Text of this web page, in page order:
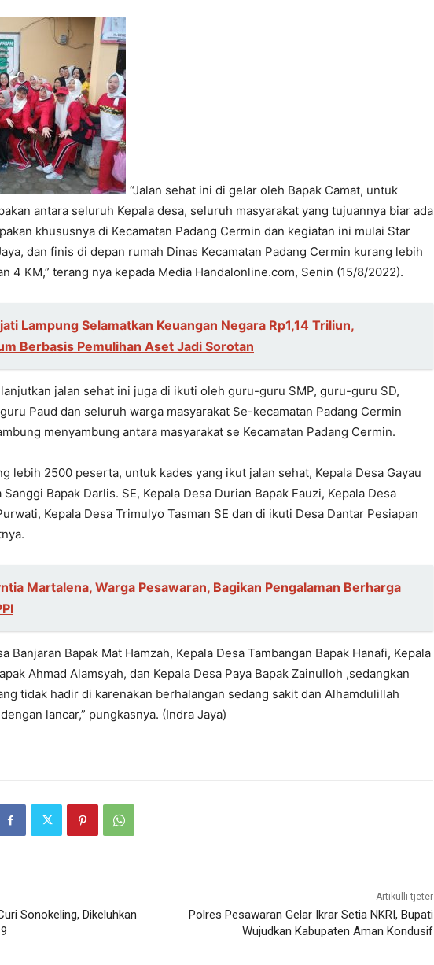
“Jalan sehat ini di gelar oleh Bapak Camat, untuk
antara seluruh Kepala desa, seluruh masyarakat yang tujuannya biar ada
khususnya di Kecamatan Padang Cermin dan kegiatan ini mulai Star
dan finis di depan rumah Dinas Kecamatan Padang Cermin kurang lebih
4 KM,” terang nya kepada Media Handalonline.com, Senin (15/8/2022).
Lampung Selamatkan Keuangan Negara Rp1,14 Triliun,
Berbasis Pemulihan Aset Jadi Sorotan
jalan sehat ini juga di ikuti oleh guru-guru SMP, guru-guru SD,
Paud dan seluruh warga masyarakat Se-kecamatan Padang Cermin
menyambung antara masyarakat se Kecamatan Padang Cermin.
lebih 2500 peserta, untuk kades yang ikut jalan sehat, Kepala Desa Gayau
Bapak Darlis. SE, Kepala Desa Durian Bapak Fauzi, Kepala Desa
Kepala Desa Trimulyo Tasman SE dan di ikuti Desa Dantar Pesiapan
Martalena, Warga Pesawaran, Bagikan Pengalaman Berharga
Banjaran Bapak Mat Hamzah, Kepala Desa Tambangan Bapak Hanafi, Kepala
Ahmad Alamsyah, dan Kepala Desa Paya Bapak Zainulloh ,sedangkan
tidak hadir di karenakan berhalangan sedang sakit dan Alhamdulillah
lancar,” pungkasnya. (Indra Jaya)
Sonokeling, Dikeluhkan
Artikulli tjetër
Polres Pesawaran Gelar Ikrar Setia NKRI, Bupati
Wujudkan Kabupaten Aman Kondusif